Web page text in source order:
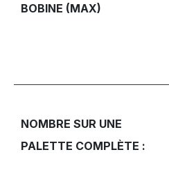
BOBINE (MAX)
NOMBRE SUR UNE
PALETTE COMPLÈTE :